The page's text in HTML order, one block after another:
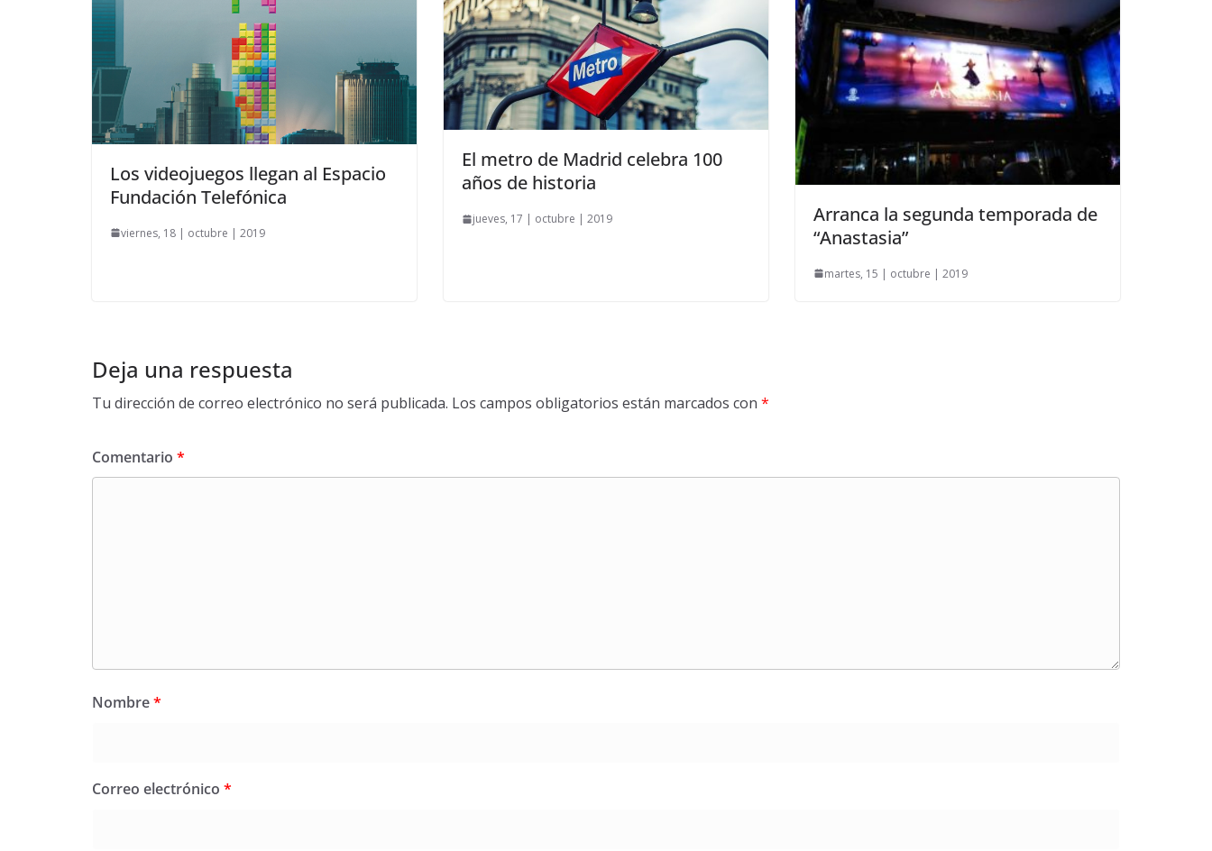
Los videojuegos llegan al Espacio
Fundación Telefónica
viernes, 18 | octubre | 2019
El metro de Madrid celebra 100
años de historia
jueves, 17 | octubre | 2019
Arranca la segunda temporada de
“Anastasia”
martes, 15 | octubre | 2019
Deja una respuesta
Tu dirección de correo electrónico no será publicada. Los campos obligatorios están marcados con *
Comentario *
Nombre*
Correo electrónico *